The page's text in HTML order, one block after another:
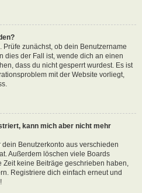
zunächst, ob dein Benutzername
dies der Fall ist, wende dich an einen
dass du nicht gesperrt wurdest. Es ist
mit der Website vorliegt,
kann mich aber nicht mehr
Benutzerkonto aus verschieden
Außerdem löschen viele Boards
keine Beiträge geschrieben haben,
Registriere dich einfach erneut und